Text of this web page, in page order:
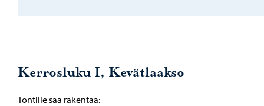
Kerrosluku I, Kevätlaakso
Tontille saa rakentaa: